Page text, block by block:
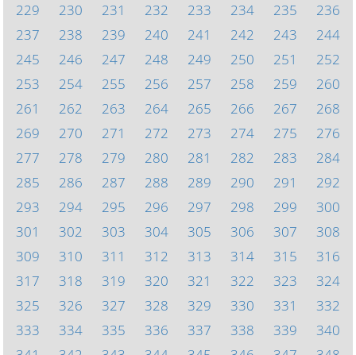
229
230 231 232 233 234 235
236
237
238 239 240 241 242 243
244
245
246 247 248 249 250 251
252
253
254 255 256 257 258 259
260
261
262 263 264 265 266 267
268
269
270 271 272 273 274 275
276
277
278 279 280 281 282 283
284
285
286 287 288 289 290 291
292
293
294 295 296 297 298 299
300
301
302 303 304 305 306 307
308
309
310 311 312 313 314 315
316
317
318 319 320 321 322 323
324
325
326 327 328 329 330 331
332
333
334 335 336 337 338 339
340